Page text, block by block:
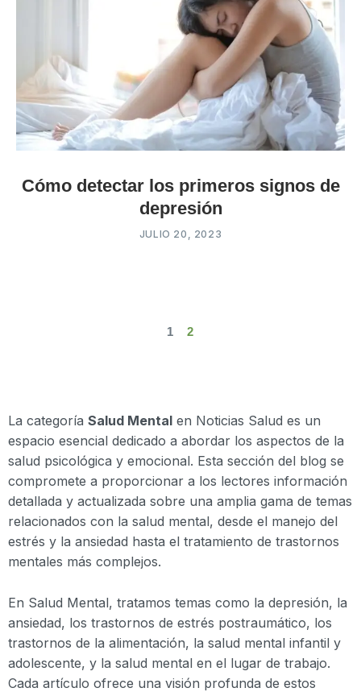
Cómo detectar los primeros signos de
depresión
JULIO 20, 2023
1 2
La categoría Salud Mental en Noticias Salud es un
espacio esencial dedicado a abordar los aspectos de la
salud psicológica y emocional. Esta sección del blog se
compromete a proporcionar a los lectores información
detallada y actualizada sobre una amplia gama de temas
relacionados con la salud mental, desde el manejo del
estrés y la ansiedad hasta el tratamiento de trastornos
mentales más complejos.
En Salud Mental, tratamos temas como la depresión, la
ansiedad, los trastornos de estrés postraumático, los
trastornos de la alimentación, la salud mental infantil y
adolescente, y la salud mental en el lugar de trabajo.
Cada artículo ofrece una visión profunda de estos